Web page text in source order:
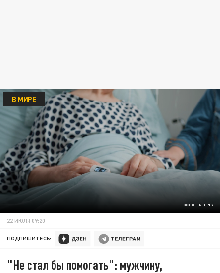
ФОТО: FREEPIK
В МИРЕ
22 ИЮЛЯ 09:20
ПОДПИШИТЕСЬ:
"Не стал бы помогать": мужчину,